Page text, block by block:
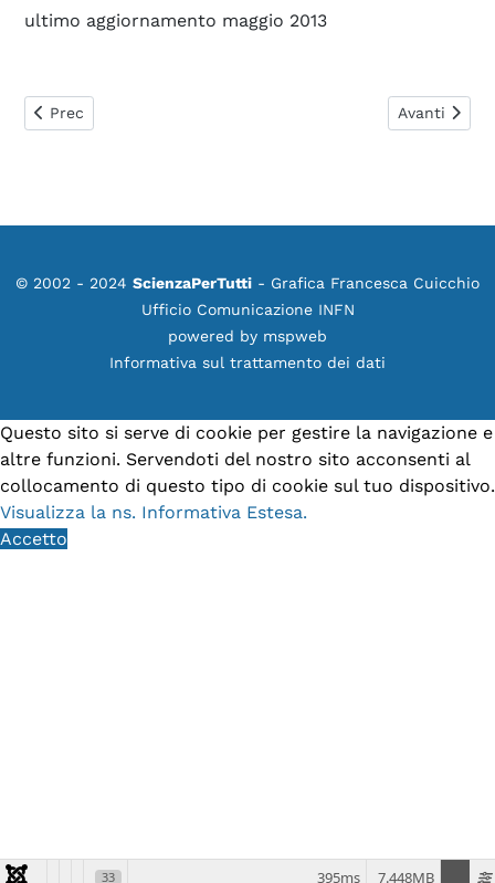
ultimo aggiornamento maggio 2013
Articolo precedente: 0394. Mi spiegate le unità di misura di
Prec Articolo
Avanti
© 2002 - 2024 ScienzaPerTutti - Grafica Francesca Cuicchio
Ufficio Comunicazione INFN
powered by mspweb
Informativa sul trattamento dei dati
Questo sito si serve di cookie per gestire la navigazione e
altre funzioni. Servendoti del nostro sito acconsenti al
collocamento di questo tipo di cookie sul tuo dispositivo.
Visualizza la ns. Informativa Estesa.
Accetto
33 7.448MB
395ms